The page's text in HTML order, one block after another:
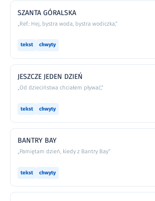
SZANTA GÓRALSKA
„Ref.: Hej, bystra woda, bystra wodiczka,”
tekst chwyty
JESZCZE JEDEN DZIEŃ
„Od dzieciństwa chciałem pływać,”
tekst chwyty
BANTRY BAY
„Pamiętam dzień, kiedy z Bantry Bay”
tekst chwyty